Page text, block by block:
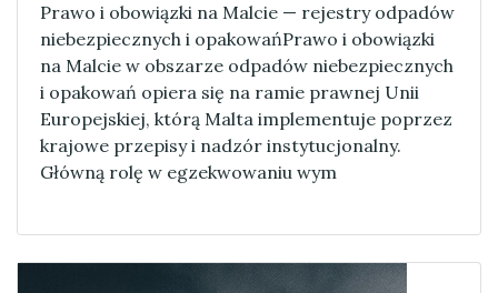
Prawo i obowiązki na Malcie — rejestry odpadów
niebezpiecznych i opakowańPrawo i obowiązki
na Malcie w obszarze odpadów niebezpiecznych
i opakowań opiera się na ramie prawnej Unii
Europejskiej, którą Malta implementuje poprzez
krajowe przepisy i nadzór instytucjonalny.
Główną rolę w egzekwowaniu wym